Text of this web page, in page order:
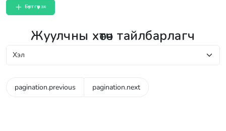
Бүртгүүлэх
Жуулчны хөтөч тайлбарлагч
pagination.previous pagination.next